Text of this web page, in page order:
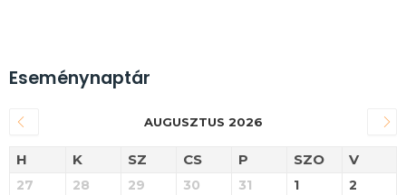
Eseménynaptár
AUGUSZTUS 2026
H K SZ CS P SZO V
27 28 29 30 31 1 2